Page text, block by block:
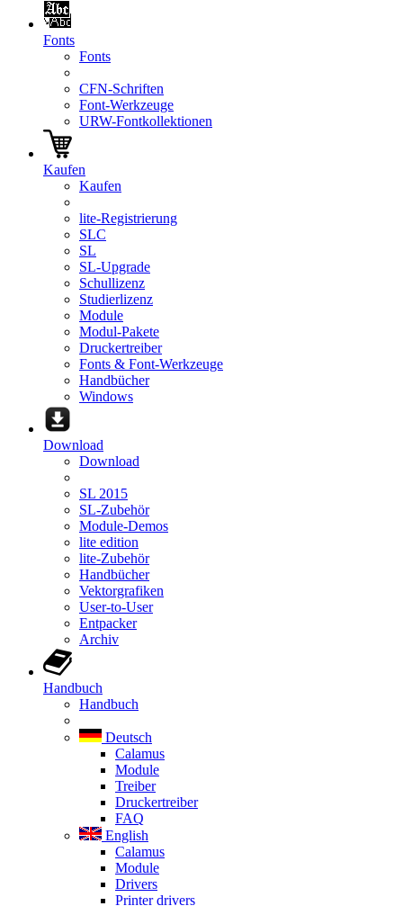
Fonts
Fonts
CFN-Schriften
Font-Werkzeuge
URW-Fontkollektionen
Kaufen
Kaufen
lite-Registrierung
SLC
SL
SL-Upgrade
Schullizenz
Studierlizenz
Module
Modul-Pakete
Druckertreiber
Fonts & Font-Werkzeuge
Handbücher
Windows
Download
Download
SL 2015
SL-Zubehör
Module-Demos
lite edition
lite-Zubehör
Handbücher
Vektorgrafiken
User-to-User
Entpacker
Archiv
Handbuch
Handbuch
Deutsch
Calamus
Module
Treiber
Druckertreiber
FAQ
English
Calamus
Module
Drivers
Printer drivers